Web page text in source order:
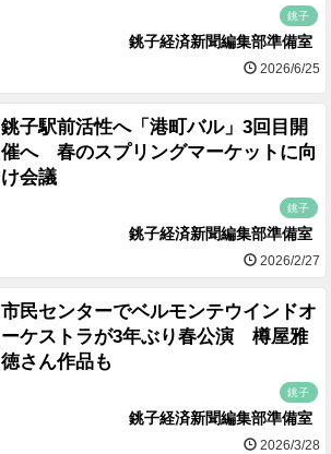
銚子
銚子経済新聞編集部準備室
2026/6/25
銚子駅前活性へ「港町バル」3回目開
催へ 春のスプリングマーケットに向
け会議
銚子
銚子経済新聞編集部準備室
2026/2/27
市民センターでベルモンテウインドオ
ーケストラが3年ぶり春公演 樽屋雅
徳さん作品も
銚子
銚子経済新聞編集部準備室
2026/3/28